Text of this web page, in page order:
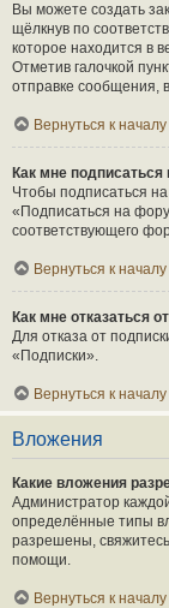
Вы можете создать
щёлкнув по
которое находится в
Отметив галочкой
отправке сообщения,
Вернуться к началу
Как мне
Чтобы подписаться
«Подписаться на
соответствующего
Вернуться к началу
Как мне отказаться
Для отказа от
«Подписки».
Вернуться к началу
Вложения
Какие вложения
Администратор
определённые типы
разрешены,
помощи.
Вернуться к началу